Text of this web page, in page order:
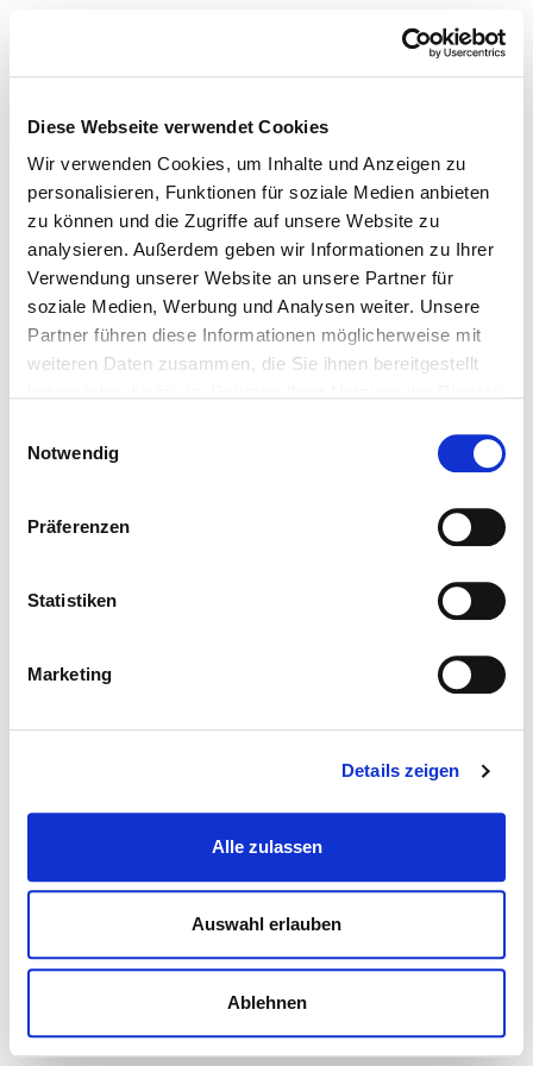
Diese Webseite verwendet Cookies
Wir verwenden Cookies, um Inhalte und Anzeigen zu
personalisieren, Funktionen für soziale Medien anbieten
zu können und die Zugriffe auf unsere Website zu
analysieren. Außerdem geben wir Informationen zu Ihrer
Verwendung unserer Website an unsere Partner für
soziale Medien, Werbung und Analysen weiter. Unsere
Partner führen diese Informationen möglicherweise mit
weiteren Daten zusammen, die Sie ihnen bereitgestellt
Notwendig
Präferenzen
Statistiken
Marketing
Details zeigen
Alle zulassen
Auswahl erlauben
Ablehnen